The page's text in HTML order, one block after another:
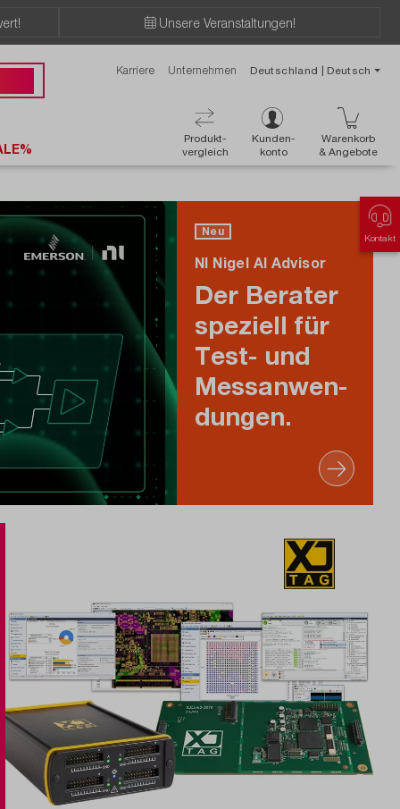
Unsere Veranstaltungen!
Karriere Unternehmen Deutschland | Deutsch
Produkt-
vergleich
Kunden-
konto
Warenkorb
& Angebote
Kontakt
Neu
NI Nigel AI Advisor
Der Berater
speziell für
Test- und
Mess­an­wen­
dungen.